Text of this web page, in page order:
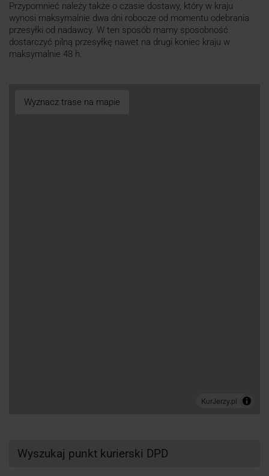
Przypomnieć należy także o czasie dostawy, który w kraju
wynosi maksymalnie dwa dni robocze od momentu odebrania
przesyłki od nadawcy. W ten sposób mamy sposobność
dostarczyć pilną przesyłkę nawet na drugi koniec kraju w
maksymalnie 48 h.
Wyznacz trase na mapie
Wyszukaj punkt kurierski DPD